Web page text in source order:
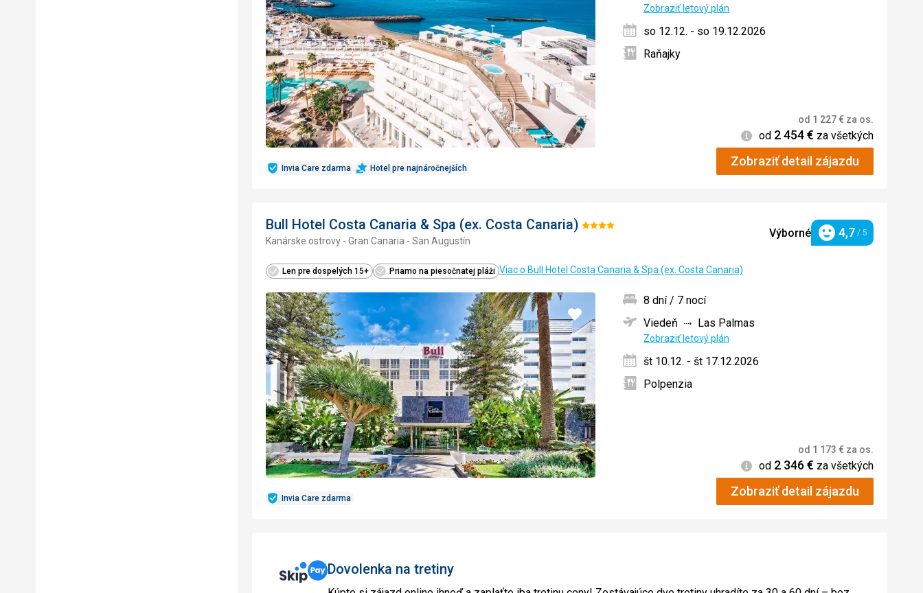
Invia Care zdarma Hotel pre najnáročnejších
Zobraziť letový plán
so 12.12. - so 19.12.2026
Raňajky
od 1 227€ za os.
Informácie
od 2 454€ za všetkých
Zobraziť detail zájazdu
Bull Hotel Costa Canaria & Spa (ex. Costa Canaria) Hodnotenie:
Kanárske ostrovy - Gran Canaria - San Augustín
Výborné Hodnotenie
4,7 / 5
Len pre dospelých 15+ Priamo na piesočnatej pláži Viac o Bull Hotel Costa Canaria & Spa (ex. Costa Canaria)
Pridať
do
obľúbených
Invia Care zdarma
8 dní / 7 nocí
Viedeň
Las Palmas
Zobraziť letový plán
št 10.12. - št 17.12.2026
Polpenzia
od 1 173 € za os.
Informácie
od 2 346€ za všetkých
Zobraziť detail zájazdu
Dovolenka na tretiny